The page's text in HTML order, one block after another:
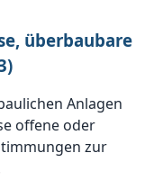
überbaubare
Anlagen
offene oder
zur